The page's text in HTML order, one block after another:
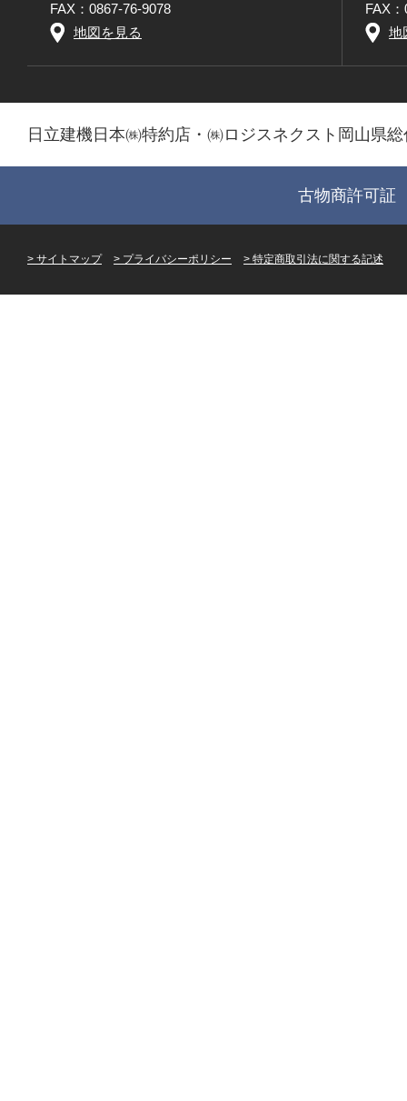
FAX：0867-76-9078
地図を見る
FAX
地
日立建機日本㈱特約店・㈱ロジスネクスト岡山県
古物商許可
サイトマップ プライバシーポリシー 特定商取引法に関する記述